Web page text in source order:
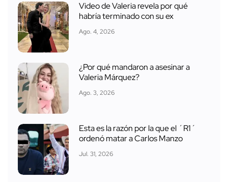
Video de Valeria revela por qué
habría terminado con su ex
Ago. 4, 2026
¿Por qué mandaron a asesinar a
Valeria Márquez?
Ago. 3, 2026
Esta es la razón por la que el ´R1´
ordenó matar a Carlos Manzo
Jul. 31, 2026